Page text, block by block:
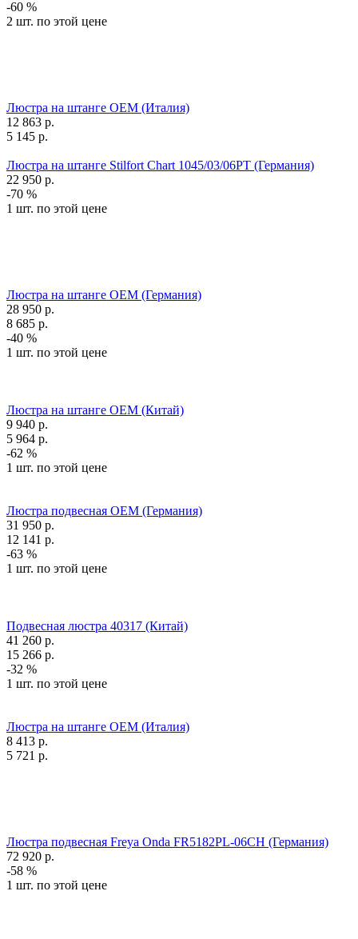
-60 %
2 шт. по этой цене
Люстра на штанге OEM (Италия)
12 863 р.
5 145 р.
Люстра на штанге Stilfort Chart 1045/03/06PT (Германия)
22 950 р.
-70 %
1 шт. по этой цене
Люстра на штанге OEM (Германия)
28 950 р.
8 685 р.
-40 %
1 шт. по этой цене
Люстра на штанге OEM (Китай)
9 940 р.
5 964 р.
-62 %
1 шт. по этой цене
Люстра подвесная OEM (Германия)
31 950 р.
12 141 р.
-63 %
1 шт. по этой цене
Подвесная люстра 40317 (Китай)
41 260 р.
15 266 р.
-32 %
1 шт. по этой цене
Люстра на штанге OEM (Италия)
8 413 р.
5 721 р.
Люстра подвесная Freya Onda FR5182PL-06CH (Германия)
72 920 р.
-58 %
1 шт. по этой цене